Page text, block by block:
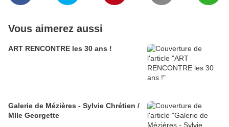
Vous aimerez aussi
ART RENCONTRE les 30 ans !
Galerie de Mézières - Sylvie Chrétien /
Mlle Georgette